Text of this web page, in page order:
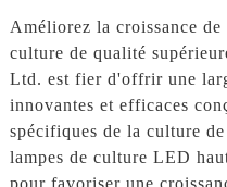
Lierre
Améliorez la croissance de
culture de qualité
Ltd. est fier d'offrir une
innovantes et efficaces
spécifiques de la culture
lampes de culture LED